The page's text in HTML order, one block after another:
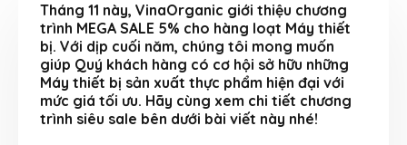
Tháng 11 này, VinaOrganic giới thiệu chương
trình MEGA SALE 5% cho hàng loạt Máy thiết
bị. Với dịp cuối năm, chúng tôi mong muốn
giúp Quý khách hàng có cơ hội sở hữu những
Máy thiết bị sản xuất thực phẩm hiện đại với
mức giá tối ưu. Hãy cùng xem chi tiết chương
trình siêu sale bên dưới bài viết này nhé!